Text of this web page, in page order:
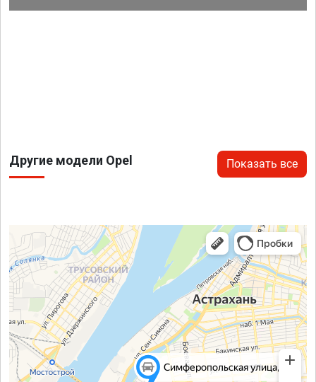
Другие модели Opel Показать все